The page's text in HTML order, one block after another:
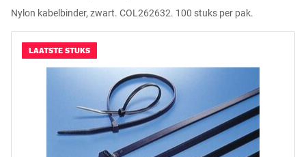
Nylon kabelbinder, zwart. COL262632. 100 stuks per pak.
LAATSTE STUKS